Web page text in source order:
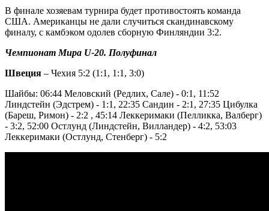
В финале хозяевам турнира будет противостоять команда
США. Американцы не дали случиться скандинавскому
финалу, с камбэком одолев сборную Финляндии 3:2.
Чемпионат Мира U-20. Полуфинал
Швеция – Чехия 5:2 (1:1, 1:1, 3:0)
Шайбы: 06:44 Меловский (Редлих, Сале) - 0:1, 11:52
Линдстейн (Эдстрем) - 1:1, 22:35 Сандин - 2:1, 27:35 Цибулка
(Бареш, Римон) - 2:2 , 45:14 Леккеримаки (Пелликка, Валберг)
- 3:2, 52:00 Остлунд (Линдстейн, Вилландер) - 4:2, 53:03
Леккеримаки (Остлунд, Стенберг) - 5:2